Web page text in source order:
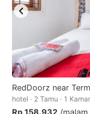
RedDoorz near
hotel · 2 Tamu · 1